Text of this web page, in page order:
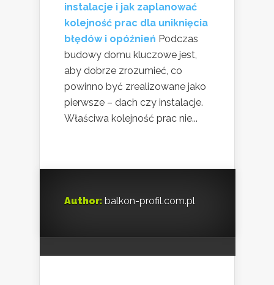
instalacje i jak zaplanować
kolejność prac dla uniknięcia
błędów i opóźnień Podczas
budowy domu kluczowe jest,
aby dobrze zrozumieć, co
powinno być zrealizowane jako
pierwsze – dach czy instalacje.
Właściwa kolejność prac nie...
Author: balkon-profil.com.pl